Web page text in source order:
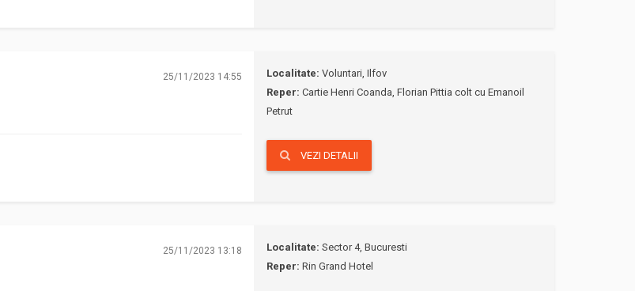
25/11/2023 14:55 Localitate: Voluntari, Ilfov
Reper: Cartie Henri Coanda, Florian Pittia colt cu Emanoil
Petrut
VEZI DETALII
25/11/2023 13:18 Localitate: Sector 4, Bucuresti
Reper: Rin Grand Hotel